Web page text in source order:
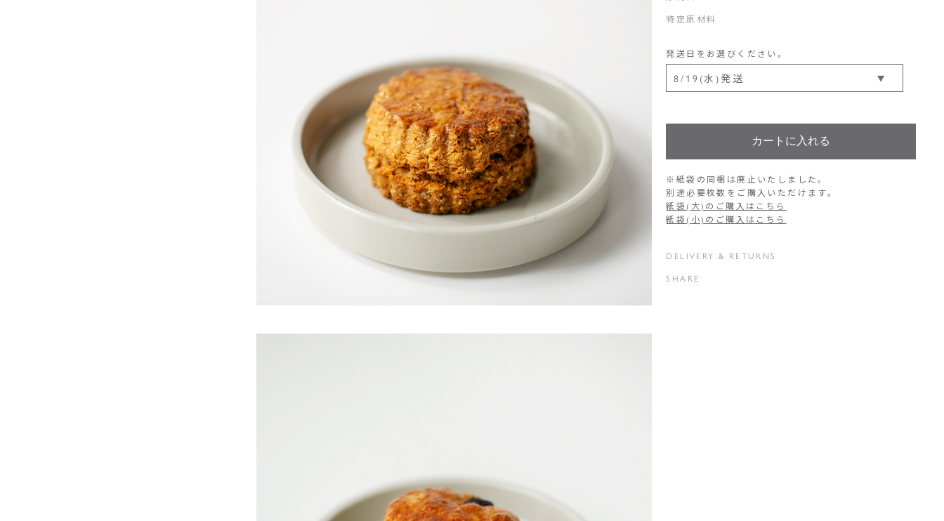
特定原材料
発送日をお選びください。
カートに入れる
※紙袋の同梱は廃止いたしました。
別途必要枚数をご購入いただけます。
紙袋(大)のご購入はこちら
紙袋(小)のご購入はこちら
DELIVERY & RETURNS
SHARE